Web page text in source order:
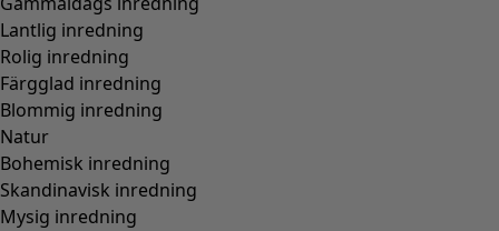
Lantlig inredning
Rolig inredning
Färgglad inredning
Blommig inredning
Natur
Bohemisk inredning
Skandinavisk inredning
Mysig inredning